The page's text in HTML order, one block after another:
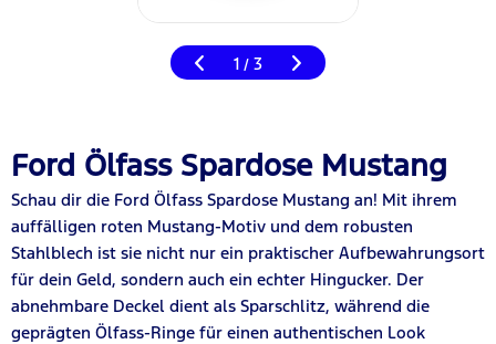
1 / 3
Ford Ölfass Spardose Mustang
Schau dir die Ford Ölfass Spardose Mustang an! Mit ihrem
auffälligen roten Mustang-Motiv und dem robusten
Stahlblech ist sie nicht nur ein praktischer Aufbewahrungsort
für dein Geld, sondern auch ein echter Hingucker. Der
abnehmbare Deckel dient als Sparschlitz, während die
geprägten Ölfass-Ringe für einen authentischen Look